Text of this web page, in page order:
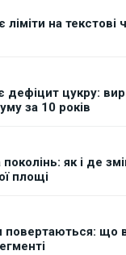
ліміти на текстові
дефіцит цукру:
за 10 років
як і де
площі
повертаються: що